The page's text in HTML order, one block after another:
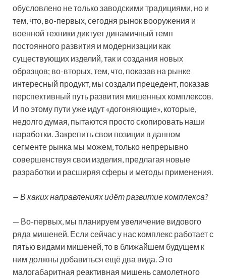
обусловлено не только заводскими традициями, но и
тем, что, во-первых, сегодня рынок вооружения и
военной техники диктует динамичный темп
постоянного развития и модернизации как
существующих изделий, так и создания новых
образцов; во-вторых, тем, что, показав на рынке
интересный продукт, мы создали прецедент, показав
перспективный путь развития мишенных комплексов.
И по этому пути уже идут «догоняющие», которые,
недолго думая, пытаются просто скопировать наши
наработки. Закрепить свои позиции в данном
сегменте рынка мы можем, только непрерывно
совершенствуя свои изделия, предлагая новые
разработки и расширяя сферы и методы применения.
— В каких направлениях идёт развитие комплекса?
— Во-первых, мы планируем увеличение видового
ряда мишеней. Если сейчас у нас комплекс работает с
пятью видами мишеней, то в ближайшем будущем к
ним должны добавиться ещё два вида. Это
малогабаритная реактивная мишень самолетного